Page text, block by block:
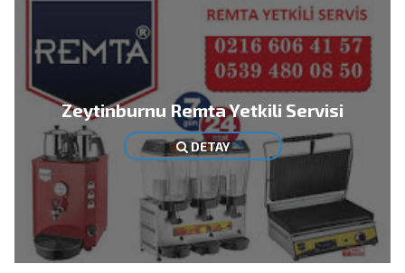
Zeytinburnu Remta Yetkili Servisi
DETAY